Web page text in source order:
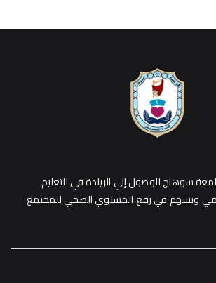
سوهاج للوصول إلي الريادة في التعليم
وتسهم في رفع المستوي الصحي للمجتمع